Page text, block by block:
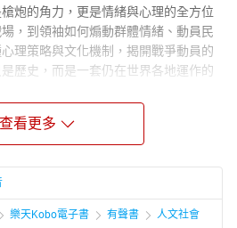
的角力，更是情緒與心理的全方位
，到領袖如何煽動群體情緒、動員民
理策略與文化機制，揭開戰爭動員的
歷史，而是一套仍在世界各地運作的
不是理論推演，而是現代社會真實上
了什麼？】
查看更多
樂天Kobo電子書 有聲書 人文社會